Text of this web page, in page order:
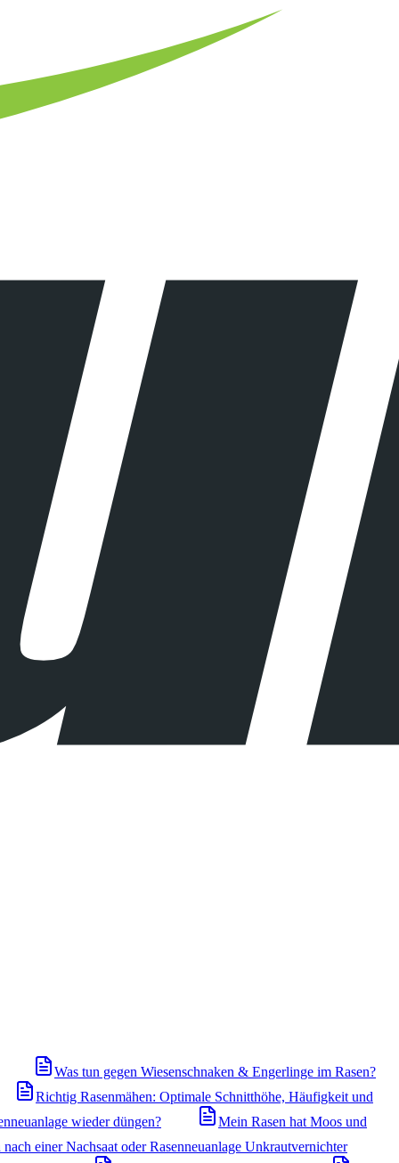
Was tun gegen Wiesenschnaken & Engerlinge im Rasen?
Richtig Rasenmähen: Optimale Schnitthöhe, Häufigkeit und
wieder düngen?
Mein Rasen hat Moos und
einer Nachsaat oder Rasenneuanlage Unkrautvernichter